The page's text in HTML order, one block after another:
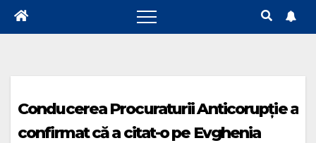
Conducerea Procuraturii Anticorupție a
confirmat că a citat-o pe Evghenia